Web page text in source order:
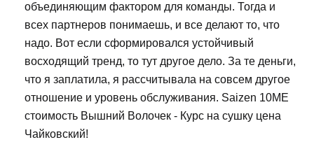
объединяющим фактором для команды. Тогда и
всех партнеров понимаешь, и все делают то, что
надо. Вот если сформировался устойчивый
восходящий тренд, то тут другое дело. За те деньги,
что я заплатила, я рассчитывала на совсем другое
отношение и уровень обслуживания. Saizen 10ME
стоимость Вышний Волочек - Курс на сушку цена
Чайковский!